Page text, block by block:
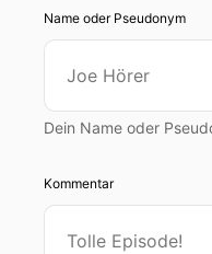
Name oder Pseudonym
Dein Name oder
Kommentar